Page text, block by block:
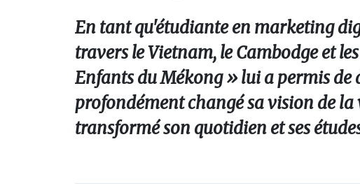
En tant qu'étudiante en marketing
travers le Vietnam, le Cambodge et
Enfants du Mékong » lui a permis de
profondément changé sa vision de
transformé son quotidien et ses